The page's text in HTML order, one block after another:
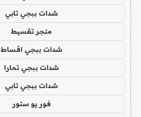
شدات ببجي تابي
متجر تقسيط
شدات ببجي اقساط
شدات ببجي تمارا
شدات ببجي تابي
فور يو ستور